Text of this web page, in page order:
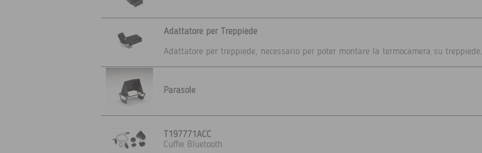
Adattatore per Treppiede
Adattatore per treppiede, necessario per poter montare la termocamera su treppiede.
Parasole
T197771ACC
Cuffie Bluetooth